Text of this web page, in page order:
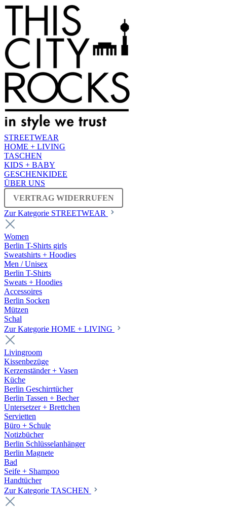
STREETWEAR
HOME + LIVING
TASCHEN
KIDS + BABY
GESCHENKIDEE
ÜBER UNS
VERTRAG WIDERRUFEN
Zur Kategorie STREETWEAR
Women
Berlin T-Shirts girls
Sweatshirts + Hoodies
Men / Unisex
Berlin T-Shirts
Sweats + Hoodies
Accessoires
Berlin Socken
Mützen
Schal
Zur Kategorie HOME + LIVING
Livingroom
Kissenbezüge
Kerzenständer + Vasen
Küche
Berlin Geschirrtücher
Berlin Tassen + Becher
Untersetzer + Brettchen
Servietten
Büro + Schule
Notizbücher
Berlin Schlüsselanhänger
Berlin Magnete
Bad
Seife + Shampoo
Handtücher
Zur Kategorie TASCHEN